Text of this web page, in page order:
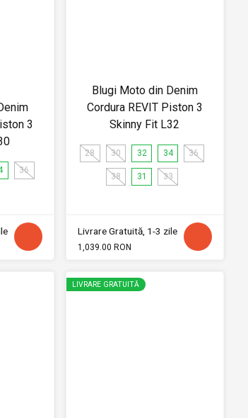
3
36
Blugi Moto din Denim
Cordura REVIT Piston 3
Skinny Fit L32
28 30 32 34 36
38 31 33
Livrare Gratuită, 1-3 zile
1,039.00 RON
LIVRARE GRATUITĂ